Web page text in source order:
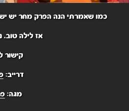
כמו שאמרתי הנה הפרק מחר יש יש
אז לילה טוב.
קישור
דרייב:
מגה: